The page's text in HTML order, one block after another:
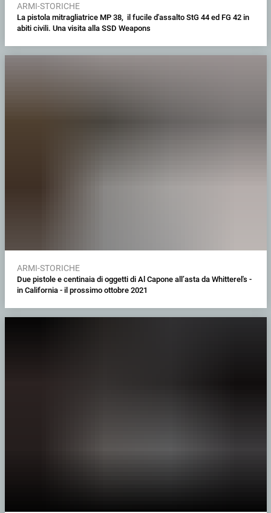
ARMI-STORICHE
La pistola mitragliatrice MP 38, il fucile d'assalto StG 44 ed FG 42 in
abiti civili. Una visita alla SSD Weapons
ARMI-STORICHE
Due pistole e centinaia di oggetti di Al Capone all’asta da Whitterel's -
in California - il prossimo ottobre 2021